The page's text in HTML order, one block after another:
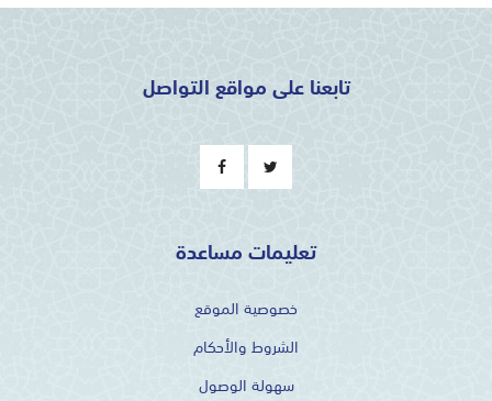
تابعنا على مواقع التواصل
تعليمات مساعدة
خصوصية الموقع
الشروط والأحكام
سهولة الوصول